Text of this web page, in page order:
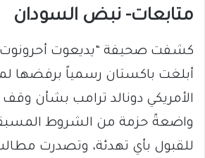
متابعات- نبض السودان
كشفت صحيفة “يديعوت أحرونوت”
أبلغت باكستان رسمياً برفضها
الأمريكي دونالد ترامب بشأن وقف
واضعةً حزمة من الشروط
للقبول بأي تهدئة، وتصدرت